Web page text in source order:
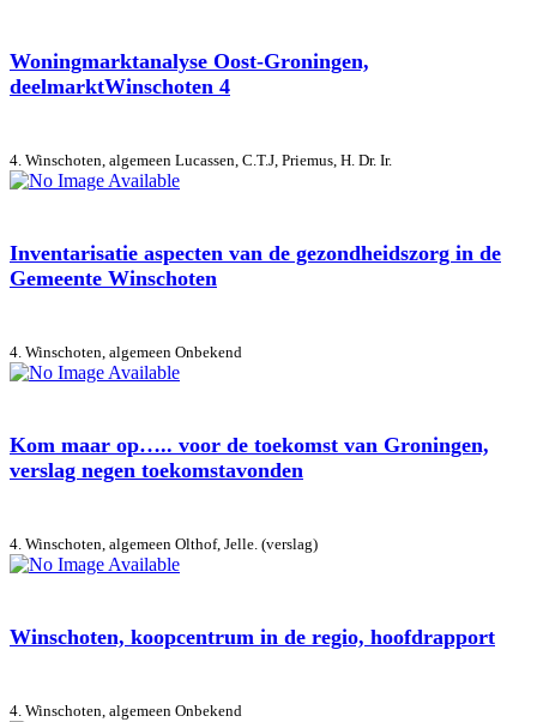
Woningmarktanalyse Oost-Groningen,
deelmarktWinschoten 4
4. Winschoten, algemeen Lucassen, C.T.J, Priemus, H. Dr. Ir.
Inventarisatie aspecten van de gezondheidszorg in de
Gemeente Winschoten
4. Winschoten, algemeen Onbekend
Kom maar op….. voor de toekomst van Groningen,
verslag negen toekomstavonden
4. Winschoten, algemeen Olthof, Jelle. (verslag)
Winschoten, koopcentrum in de regio, hoofdrapport
4. Winschoten, algemeen Onbekend